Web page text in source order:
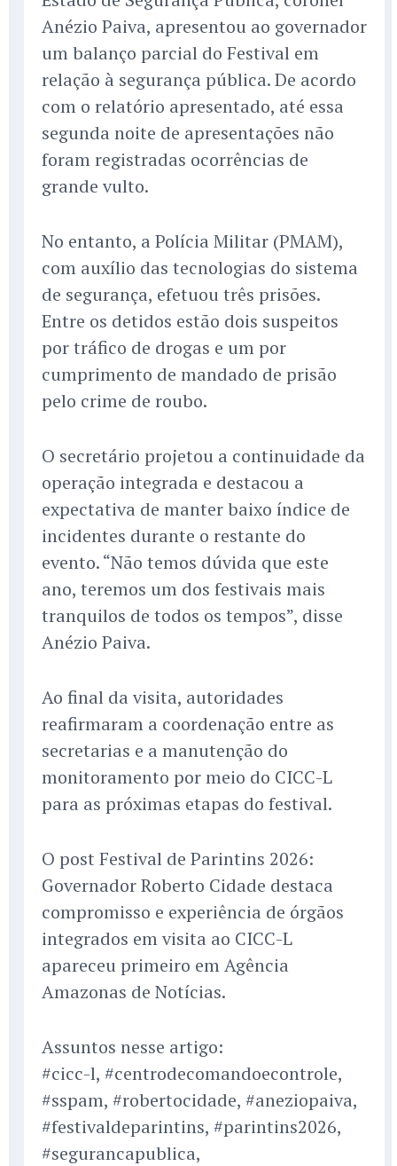
Anézio Paiva, apresentou ao governador
um balanço parcial do Festival em
relação à segurança pública. De acordo
com o relatório apresentado, até essa
segunda noite de apresentações não
foram registradas ocorrências de
grande vulto.
No entanto, a Polícia Militar (PMAM),
com auxílio das tecnologias do sistema
de segurança, efetuou três prisões.
Entre os detidos estão dois suspeitos
por tráfico de drogas e um por
cumprimento de mandado de prisão
pelo crime de roubo.
O secretário projetou a continuidade da
operação integrada e destacou a
expectativa de manter baixo índice de
incidentes durante o restante do
evento. “Não temos dúvida que este
ano, teremos um dos festivais mais
tranquilos de todos os tempos”, disse
Anézio Paiva.
Ao final da visita, autoridades
reafirmaram a coordenação entre as
secretarias e a manutenção do
monitoramento por meio do CICC-L
para as próximas etapas do festival.
O post Festival de Parintins 2026:
Governador Roberto Cidade destaca
compromisso e experiência de órgãos
integrados em visita ao CICC-L
apareceu primeiro em Agência
Amazonas de Notícias.
Assuntos nesse artigo:
#cicc-l, #centrodecomandoecontrole,
#sspam, #robertocidade, #aneziopaiva,
#festivaldeparintins, #parintins2026,
#segurancapublica,